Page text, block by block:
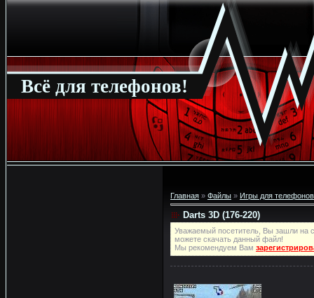
Всё для телефонов!
Главная » Файлы » Игры для телефонов
Darts 3D (176-220)
Уважаемый посетитель, Вы зашли на
можете скачать данный файл!
Мы рекомендуем Вам